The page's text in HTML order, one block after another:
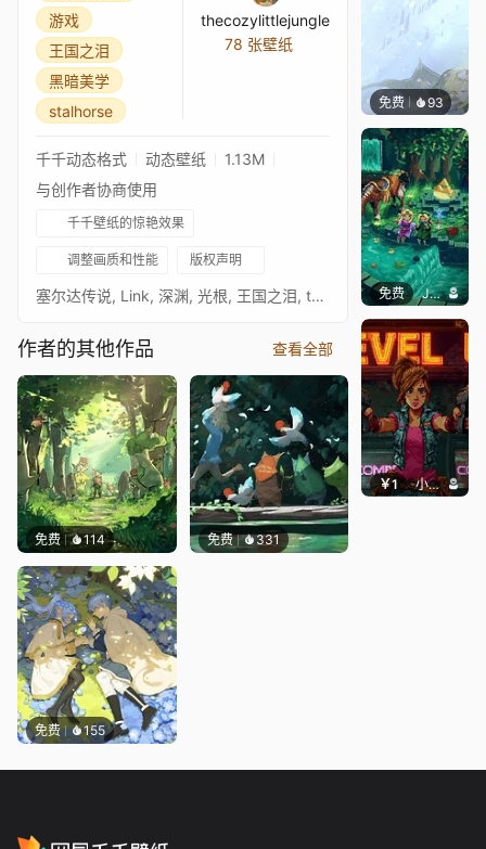
游戏
王国之泪
黑暗美学
stalhorse
thecozylittlejungle
78 张壁纸
千千动态格式 动态壁纸
1.13M
与创作者协商使用
千千壁纸的惊艳效果
调整画质和性能 版权声明
塞尔达传说, Link, 深渊, 光根, 王国之泪, totk, 黑暗美学, stalhorse
作者的其他作品 查看全部
免费 114 免费 331
免费 155
免费 93
免费 John Doe
￥1 小鹿子